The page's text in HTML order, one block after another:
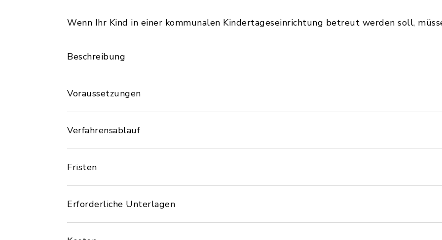
Wenn Ihr Kind in einer kommunalen Kindertageseinrichtung betreut werden soll,
Beschreibung
Voraussetzungen
Verfahrensablauf
Fristen
Erforderliche Unterlagen